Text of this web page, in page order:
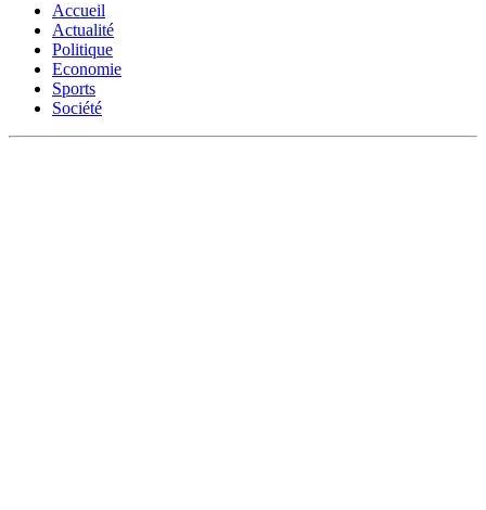
Accueil
Actualité
Politique
Economie
Sports
Société